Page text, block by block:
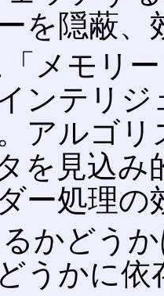
を隠蔽、
メモリ
ンテリ
アルゴ
を見込
ー処理
かどう
うかに